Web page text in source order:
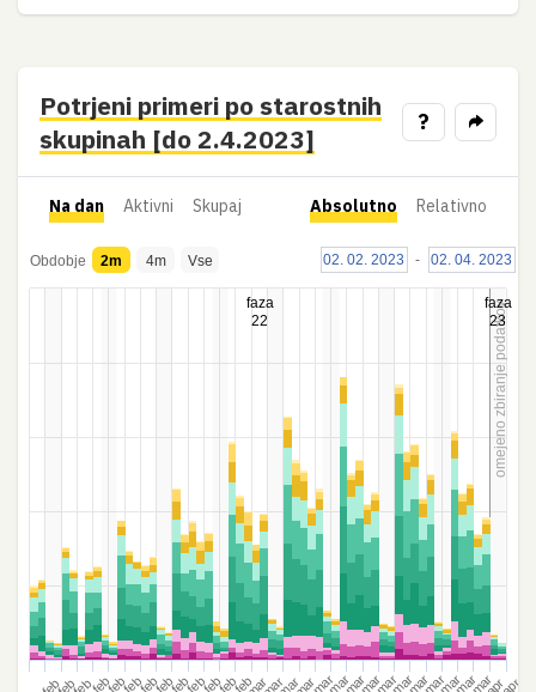
Potrjeni primeri po starostnih
skupinah [do 2.4.2023]
?
Na dan Aktivni Skupaj Absolutno Relativno
omejeno zbiranje podatkov
faza
22
faza
23
Obdobje 2m 4m Vse 02. 02. 2023 - 02. 04. 2023